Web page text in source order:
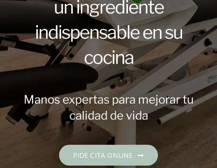
Contacto
PIDE CITA
Español
un ingrediente
indispensable en su
cocina
Manos expertas para mejorar tu
calidad de vida
PIDE CITA ONLINE